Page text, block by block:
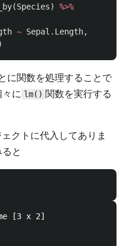
(Species)
%>%
~ Sepal.Length,
に関数を処理することで
に lm() 関数を実行する
クトに代入してありま
と
[3 x 2]